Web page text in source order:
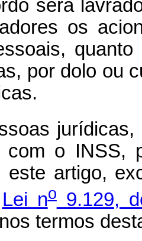
será
os
por dolo ou
jurídicas,
com o INSS,
artigo,
Lei no9.129,
termos